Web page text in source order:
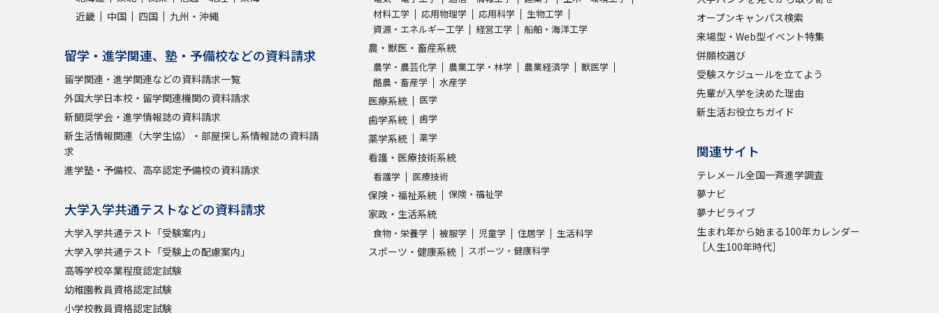
学問発見 学問検索
大学で学びたい学問発見
学問のミニ講義「夢ナビ講義」
ユーザーサポート
Ｑ＆Ａ よくあるご質問 大学進学IDについて
このサイトについて
資料の料金のお支払いについて テレメール お支払いサイト
近畿
中国 四国 九州・沖縄
留学・進学関連、塾・予備校などの資料請求
留学関連・進学関連などの資料請求一覧
外国大学日本校・留学関連機関の資料請求
新聞奨学会・進学情報誌の資料請求
新生活情報関連（大学生協）・部屋探し系情報誌の資料請
求
進学塾・予備校、高卒認定予備校の資料請求
大学入学共通テストなどの資料請求
大学入学共通テスト「受験案内」
大学入学共通テスト「受験上の配慮案内」
高等学校卒業程度認定試験
幼稚園教員資格認定試験
小学校教員資格認定試験
材料工学
応用物理学 応用科学
生物工学
資源・エネルギー工学
経営工学 船舶・海洋工学
農・獣医・畜産系統
農学・農芸化学 農業工学・林学 農業経済学
獣医学
酪農・畜産学
水産学
医療系統 医学
歯学系統 歯学
薬学系統 薬学
看護・医療技術系統
看護学 医療技術
保険・福祉系統 保険・福祉学
家政・生活系統
食物・栄養学 被服学 児童学 住居学 生活科学
スポーツ・健康系統 スポーツ・健康科学
オープンキャンパス検索
来場型・Web型イベント特集
併願校選び
受験スケジュールを立てよう
先輩が入学を決めた理由
新生活お役立ちガイド
関連サイト
テレメール全国一斉進学調査
夢ナビ
夢ナビライブ
生まれ年から始まる100年カレンダー
［人生100年時代］